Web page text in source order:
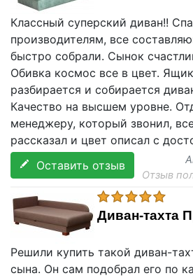
Классный суперский диван!!
производителям, все
быстро собрали. Сынок
Обивка космос все в цвет.
разбирается и собирается
Качество на высшем уровне.
менеджеру, который звонил,
рассказал и цвет описал с
Оставить отзыв
Отзыв
Диван-тахта
Решили купить такой диван-
сына. Он сам подобрал его по